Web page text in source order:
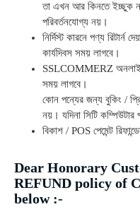
তা এখন আর কিনতে ইচ্ছুক
পরিবর্তনযোগ্য নয়।
নির্দিস্ট কারনে পণ্য রিটার্ন
কার্যদিবস সময় লাগবে।
SSLCOMMERZ অনলাইন
সময় লাগবে।
কোন পন্যের জন্য বুকিং /
নয়। যদিনা সিটি কম্পিউটার
বিকাশ / POS পেমেন্ট
Dear Honorary
REFUND policy of
below :-